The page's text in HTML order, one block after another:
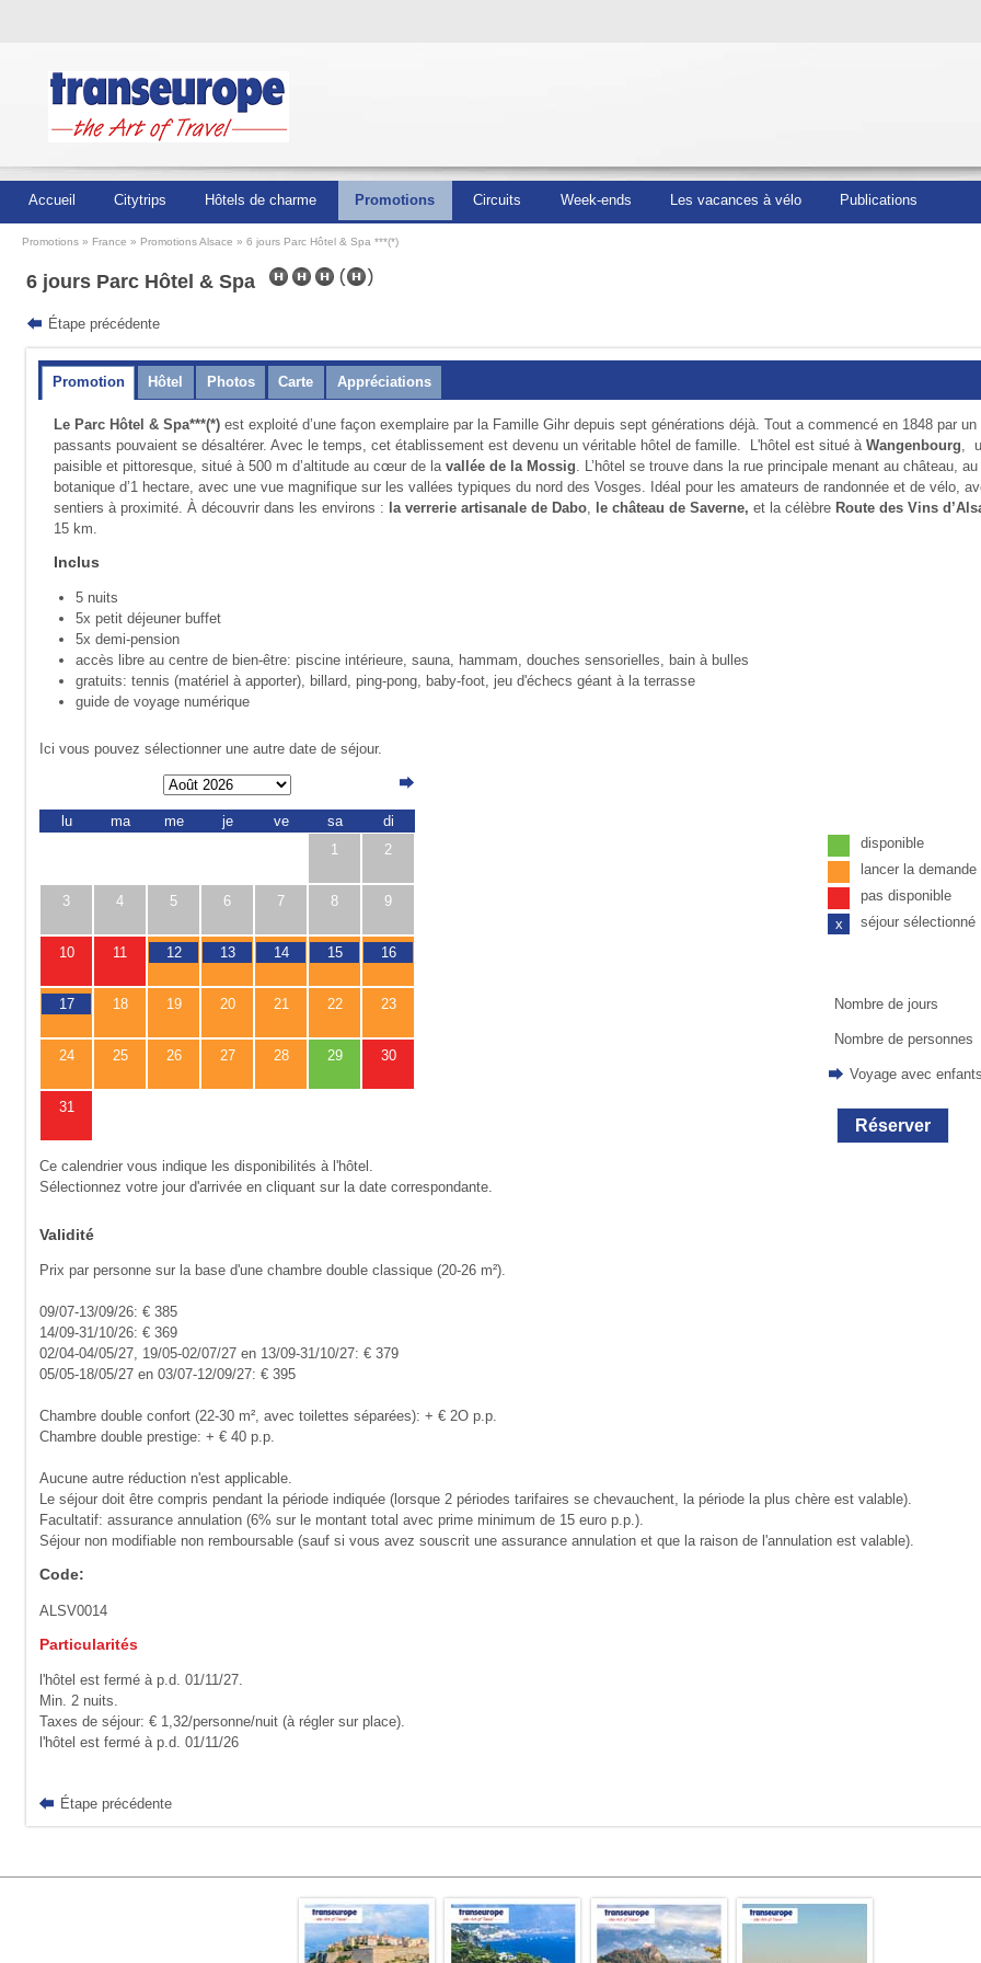
Accueil Citytrips Hôtels de charme Promotions Circuits Week-ends Les vacances à vélo Publications
Promotions France Promotions Alsace 6 jours Parc Hôtel & Spa ***(*)
6 jours Parc Hôtel & Spa
Étape précédente
Promotion Hôtel Photos Carte Appréciations
Le Parc Hôtel & Spa***(*) est exploité d’une façon exem­plaire par la Famille Gihr depuis sept géné­ra­tions déjà. Tout a commencé en 1848 par
passants pouvaient se désal­térer. Avec le temps, cet établisse­ment est devenu un véritable hôtel de famille. L'hôtel est situé àWangenbourg ,
paisible et pittoresque, situé à 500 m d’altitude au cœur de lavallée de la Mossig . L’hôtel se trouve dans la rue principale menant au château,
botanique d’1 hectare, avec une vue magnifique sur les vallées typiques du nord des Vosges. Idéal pour les amateurs de randonnée et de vélo,
sentiers à proximité. À découvrir dans les environs : la verrerie artisanale de Dabo le château de Saverne, et la célèbre Route des Vins
15 km.
Inclus
5 nuits
5x petit déjeuner buffet
5x demi-pension
accès libre au centre de bien-être: piscine intérieure, sauna, hammam, douches sensorielles, bain à bulles
gratuits: tennis (maté­riel à apporter), billard, ping-pong, baby-foot, jeu d'échecs géant à la terras­se
guide de voyage numérique
Ici vous pouvez sélectionner une autre date de séjour.
lu ma me je ve sa
di
1
2
3 4 5 6 7 8 9
10 11 12 13 14 15 16
17 18 19 20 21 22 23
24 25 26 27 28 29 30
31
Ce calendrier vous indique les disponibilités à l'hôtel.
Sélectionnez votre jour d'arrivée en cliquant sur la date correspondante.
disponible
lancer la demande
pas disponible
x
séjour sélectionné
Nombre de jours
Nombre de personnes
Voyage avec
Réserver
Validité
Prix par personne sur la base d'une chambre double classique (20-26 m²).
09/07-13/09/26: € 385
14/09-31/10/26: € 369
02/04-04/05/27, 19/05-02/07/27 en 13/09-31/10/27: € 379
05/05-18/05/27 en 03/07-12/09/27: € 395
Chambre double confort (22-30 m², avec toilettes séparées): + € 2O p.p.
Chambre double prestige: + € 40 p.p.
Aucune autre réduction n'est applicable.
Le séjour doit être compris pendant la période indiquée (lorsque 2 périodes tarifaires se chevauchent, la période la plus chère est valable).
Facultatif: assurance annulation (6% sur le montant total avec prime minimum de 15 euro p.p.).
Séjour non modifiable non remboursable (sauf si vous avez souscrit une assurance annulation et que la raison de l'annulation est valable).
Code:
ALSV0014
Particularités
l'hôtel est fermé à p.d. 01/11/27.
Min. 2 nuits.
Taxes de séjour: € 1,32/personne/nuit (à régler sur place).
l'hôtel est fermé à p.d. 01/11/26
Étape précédente